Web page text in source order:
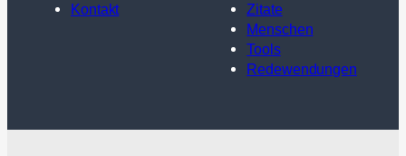
Kontakt
Zitate
Menschen
Tools
Redewendungen